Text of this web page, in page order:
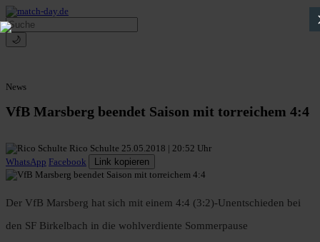
🌙
News
VfB Marsberg beendet Saison mit torreichem 4:4
Rico Schulte 25.05.2018 | 20:52 Uhr
WhatsApp Facebook Link kopieren
Der VfB Marsberg hat sich mit einem 4:4 (3:2)-Unentschieden bei
den SF Birkelbach in die wohlverdiente Sommerpause